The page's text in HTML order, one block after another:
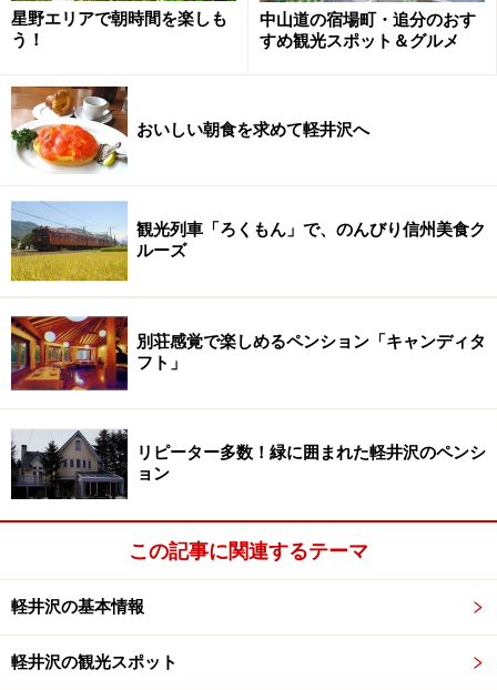
星野エリアで朝時間を楽しも
う！
中山道の宿場町・追分のおす
すめ観光スポット＆グルメ
おいしい朝食を求めて軽井沢へ
観光列車「ろくもん」で、のんびり信州美食ク
ルーズ
別荘感覚で楽しめるペンション「キャンディタ
フト」
リピーター多数！緑に囲まれた軽井沢のペンシ
ョン
この記事に関連するテーマ
軽井沢の基本情報
軽井沢の観光スポット